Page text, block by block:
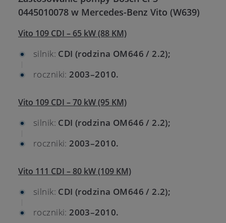
0445010078 w Mercedes-Benz Vito (W639)
Vito 109 CDI – 65 kW (88 KM)
silnik: CDI (rodzina OM646 / 2.2);
roczniki:2003–2010.
Vito 109 CDI – 70 kW (95 KM)
silnik: CDI (rodzina OM646 / 2.2);
roczniki:2003–2010.
Vito 111 CDI – 80 kW (109 KM)
silnik: CDI (rodzina OM646 / 2.2);
roczniki:2003–2010.